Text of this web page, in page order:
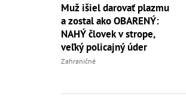
Muž išiel darovať plazmu
a zostal ako OBARENÝ:
NAHÝ človek v strope,
veľký policajný úder
Zahraničné